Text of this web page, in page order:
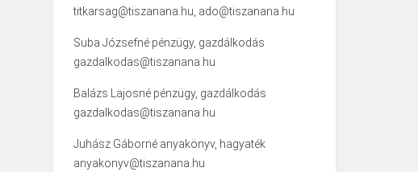
titkarsag@tiszanana.hu, ado@tiszanana.hu
Suba Józsefné pénzügy, gazdálkodás
gazdalkodas@tiszanana.hu
Balázs Lajosné pénzügy, gazdálkodás
gazdalkodas@tiszanana.hu
Juhász Gáborné anyakönyv, hagyaték
anyakonyv@tiszanana.hu